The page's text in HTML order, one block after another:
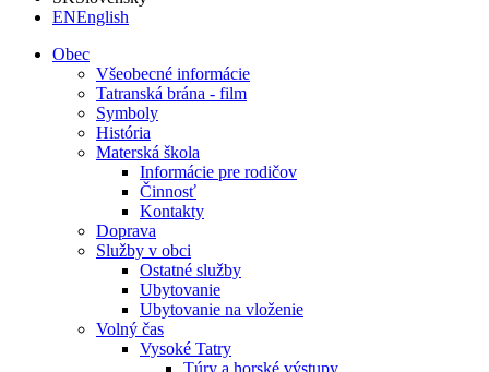
ENEnglish
Obec
Všeobecné informácie
Tatranská brána - film
Symboly
História
Materská škola
Informácie pre rodičov
Činnosť
Kontakty
Doprava
Služby v obci
Ostatné služby
Ubytovanie
Ubytovanie na vloženie
Volný čas
Vysoké Tatry
Túry a horské výstupy